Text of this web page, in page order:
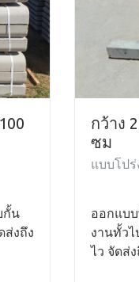
กั้น
ส่งถึง
กว้าง
ซม
แบบโป
ออกแบ
งานทั้ว
ไว จัดส่